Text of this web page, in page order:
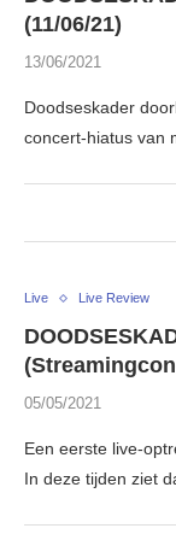
(11/06/21)
13/06/2021
Doodseskader
concert-hiatus van
Live Live Review
05/05/2021
Een eerste live-
In deze tijden ziet